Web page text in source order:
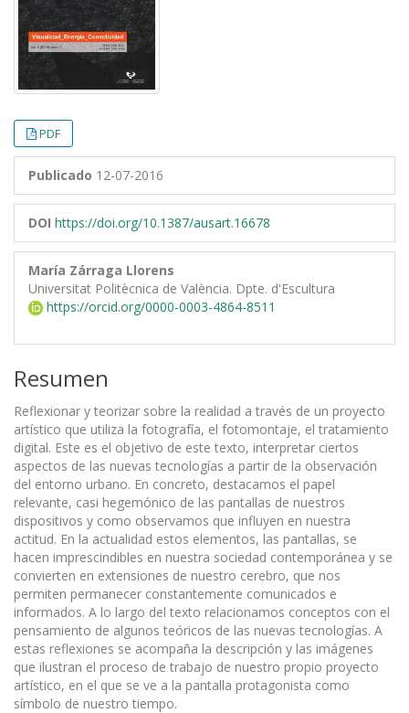
PDF
Publicado 12-07-2016
DOI https://doi.org/10.1387/ausart.16678
María Zárraga Llorens
Universitat Politècnica de València. Dpte. d'Escultura
https://orcid.org/0000-0003-4864-8511
Resumen
Reflexionar y teorizar sobre la realidad a través de un proyecto
artístico que utiliza la fotografía, el fotomontaje, el tratamiento
digital. Este es el objetivo de este texto, interpretar ciertos
aspectos de las nuevas tecnologías a partir de la observación
del entorno urbano. En concreto, destacamos el papel
relevante, casi hegemónico de las pantallas de nuestros
dispositivos y como observamos que influyen en nuestra
actitud. En la actualidad estos elementos, las pantallas, se
hacen imprescindibles en nuestra sociedad contemporánea y se
convierten en extensiones de nuestro cerebro, que nos
permiten permanecer constantemente comunicados e
informados. A lo largo del texto relacionamos conceptos con el
pensamiento de algunos teóricos de las nuevas tecnologías. A
estas reflexiones se acompaña la descripción y las imágenes
que ilustran el proceso de trabajo de nuestro propio proyecto
artístico, en el que se ve a la pantalla protagonista como
símbolo de nuestro tiempo.